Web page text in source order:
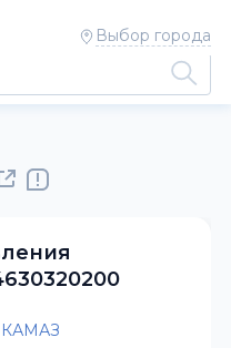
Выбор города
КАМАЗ